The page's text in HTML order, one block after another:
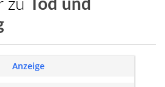
zu Tod und
Anzeige